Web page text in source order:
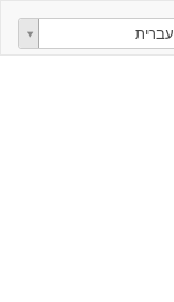
עברית